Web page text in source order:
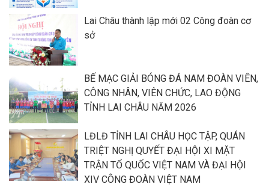
Lai Châu thành lập mới 02 Công đoàn cơ
sở
BẾ MẠC GIẢI BÓNG ĐÁ NAM ĐOÀN VIÊN,
CÔNG NHÂN, VIÊN CHỨC, LAO ĐỘNG
TỈNH LAI CHÂU NĂM 2026
LĐLĐ TỈNH LAI CHÂU HỌC TẬP, QUÁN
TRIỆT NGHỊ QUYẾT ĐẠI HỘI XI MẶT
TRẬN TỔ QUỐC VIỆT NAM VÀ ĐẠI HỘI
XIV CÔNG ĐOÀN VIỆT NAM